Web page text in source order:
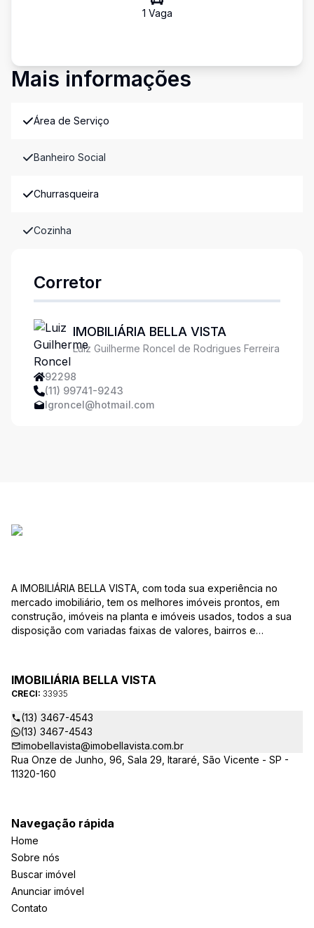
1 Vaga
Mais informações
Área de Serviço
Banheiro Social
Churrasqueira
Cozinha
Corretor
IMOBILIÁRIA BELLA VISTA
Luiz Guilherme Roncel de Rodrigues Ferreira
92298
(11) 99741-9243
lgroncel@hotmail.com
A IMOBILIÁRIA BELLA VISTA, com toda sua experiência no
mercado imobiliário, tem os melhores imóveis prontos, em
construção, imóveis na planta e imóveis usados, todos a sua
disposição com variadas faixas de valores, bairros e
ao CRECI-EE – estarão sempre prontos para responder-lhe
todas as suas dúvidas sobre casas, apartamentos, terrenos,
salas comerciais e outros produtos imobiliários.
IMOBILIÁRIA BELLA VISTA
CRECI: 33935
(13) 3467-4543
(13) 3467-4543
imobellavista@imobellavista.com.br
Rua Onze de Junho, 96, Sala 29, Itararé, São Vicente - SP -
11320-160
Navegação rápida
Home
Sobre nós
Buscar imóvel
Anunciar imóvel
Contato